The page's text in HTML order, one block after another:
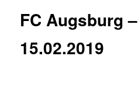
FC Augsburg
15.02.2019